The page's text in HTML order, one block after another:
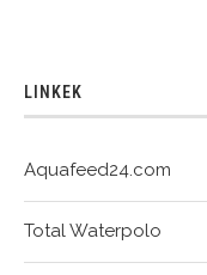
LINKEK
Aquafeed24.com
Total Waterpolo